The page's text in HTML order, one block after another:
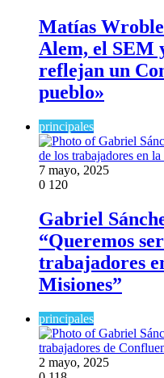
Matías
Alem, el SEM
reflejan un
pueblo»
principales
7 mayo, 2025
0 120
Gabriel
“Queremos
trabajadores
Misiones”
principales
2 mayo, 2025